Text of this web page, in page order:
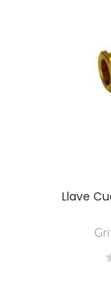
Llave